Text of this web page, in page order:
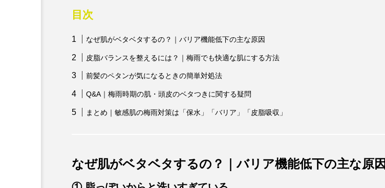
目次
なぜ肌がベタベタするの？｜バリア機能低下の主な原因
皮脂バランスを整えるには？｜梅雨でも快適な肌にする方法
前髪のペタンが気になるときの簡単対処法
Q&A｜梅雨時期の肌・頭皮のベタつきに関する疑問
まとめ｜敏感肌の梅雨対策は「保水」「バリア」「皮脂吸収」
なぜ肌がベタベタするの？｜バリア機能低下の主な原因